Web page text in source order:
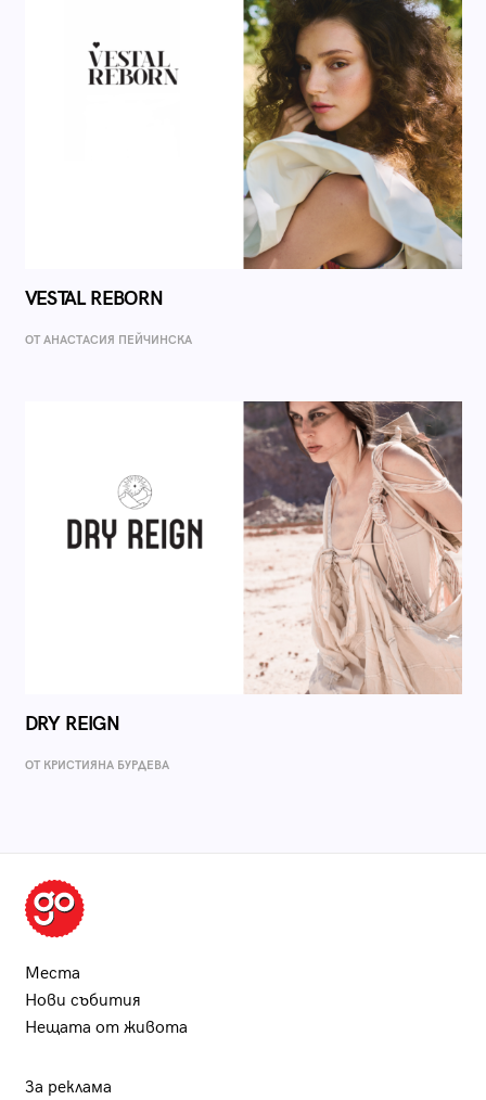
VESTAL REBORN
ОТ AНАСТАСИЯ ПЕЙЧИНСКА
DRY REIGN
ОТ КРИСТИЯНА БУРДЕВА
Места
Нови събития
Нещата от живота
За реклама